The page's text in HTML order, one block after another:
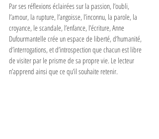
Par ses réflexions éclairées sur la passion, l’oubli,
l’amour, la rupture, l’angoisse, l’inconnu, la parole, la
croyance, le scandale, l’enfance, l’écriture, Anne
Dufourmantelle crée un espace de liberté, d’humanité,
d’interrogations, et d’introspection que chacun est libre
de visiter par le prisme de sa propre vie. Le lecteur
n’apprend ainsi que ce qu’il souhaite retenir.